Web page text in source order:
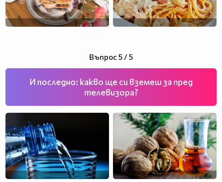
Въпрос 5 / 5
И последно: какво ще си вземеш за пред
телевизора?